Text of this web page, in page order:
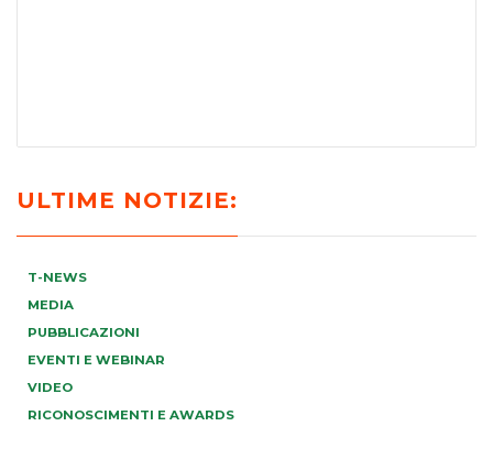
ULTIME NOTIZIE:
T-NEWS
MEDIA
PUBBLICAZIONI
EVENTI E WEBINAR
VIDEO
RICONOSCIMENTI E AWARDS